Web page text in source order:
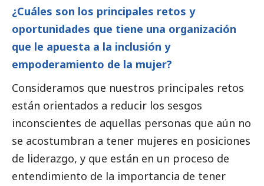
¿Cuáles son los principales retos y
oportunidades que tiene una organización
que le apuesta a la inclusión y
empoderamiento de la mujer?
Consideramos que nuestros principales retos
están orientados a reducir los sesgos
inconscientes de aquellas personas que aún no
se acostumbran a tener mujeres en posiciones
de liderazgo, y que están en un proceso de
entendimiento de la importancia de tener